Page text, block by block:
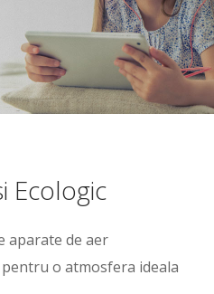
Ecologic
aparate de aer
o atmosfera ideala